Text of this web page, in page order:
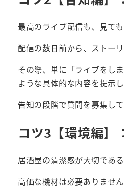
最高のライブ配信も、見て
配信の数日前から、ストー
その際、単に「ライブをし
ような具体的な内容を提示
告知の段階で質問を募集し
コツ3【環境編】
居酒屋の清潔感が大切であ
高価な機材は必要ありません